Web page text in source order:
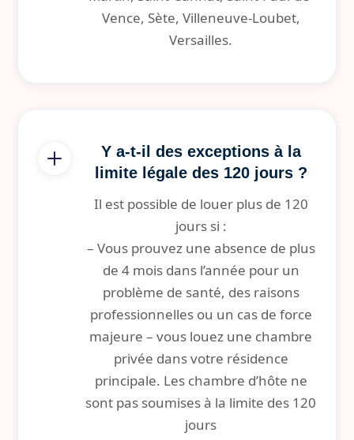
Vence, Sète, Villeneuve-Loubet,
Versailles.
Y a-t-il des exceptions à la
limite légale des 120 jours ?
Il est possible de louer plus de 120
jours si :
– Vous prouvez une absence de plus
de 4 mois dans l’année pour un
problème de santé, des raisons
professionnelles ou un cas de force
majeure – vous louez une chambre
privée dans votre résidence
principale. Les chambre d’hôte ne
sont pas soumises à la limite des 120
jours